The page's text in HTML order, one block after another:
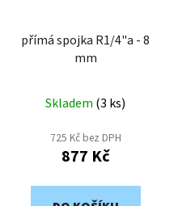
přímá spojka R1/4"a - 8
mm
Skladem (3 ks)
725 Kč bez DPH
877 Kč